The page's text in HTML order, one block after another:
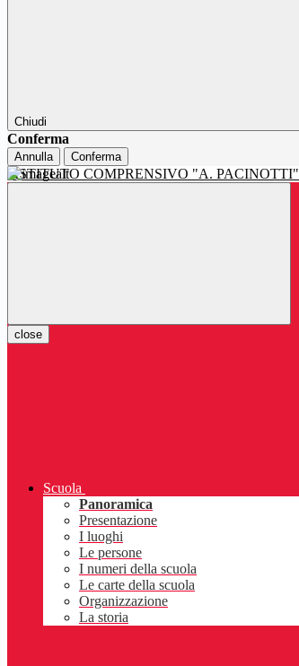
Chiudi
Conferma
Annulla Conferma
ISTITUTO COMPRENSIVO "A. PACINOTTI"
close
Scuola
Panoramica
Presentazione
I luoghi
Le persone
I numeri della scuola
Le carte della scuola
Organizzazione
La storia